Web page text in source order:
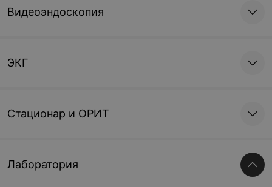
Видеоэндоскопия
ЭКГ
Стационар и ОРИТ
Лаборатория